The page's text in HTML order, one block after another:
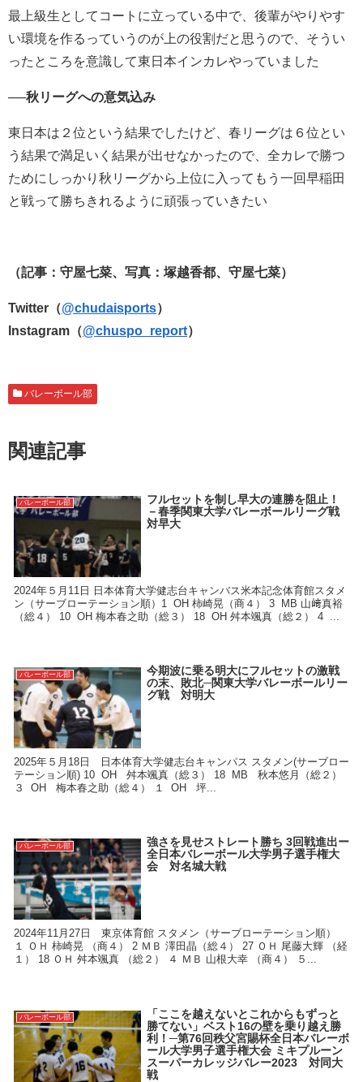
最上級生としてコートに立っている中で、後輩がやりやす
い環境を作るっていうのが上の役割だと思うので、そうい
ったところを意識して東日本インカレやっていました
──秋リーグへの意気込み
東日本は２位という結果でしたけど、春リーグは６位とい
う結果で満足いく結果が出せなかったので、全カレで勝つ
ためにしっかり秋リーグから上位に入ってもう一回早稲田
と戦って勝ちきれるように頑張っていきたい
（記事：守屋七菜、写真：塚越香都、守屋七菜）
Twitter（@chudaisports）
Instagram（@chuspo_report）
バレーボール部
関連記事
バレーボール部
フルセットを制し早大の連勝を阻止！
－春季関東大学バレーボールリーグ戦
対早大
2024年５月11日 日本体育大学健志台キャンバス米本記念体育館スタメ
ン（サーブローテーション順）1 OH 柿崎晃（商４） 3 MB 山﨑真裕
（総４） 10 OH 梅本春之助（総３） 18 OH 舛本颯真（総２） 4 ...
バレーボール部
今期波に乗る明大にフルセットの激戦
の末、敗北─関東大学バレーボールリー
グ戦 対明大
2025年５月18日 日本体育大学健志台キャンパス スタメン(サーブロー
テーション順) 10 OH 舛本颯真（総３） 18 MB 秋本悠月（総２）
３ OH 梅本春之助（総４） １ OH 坪...
バレーボール部
強さを見せストレート勝ち 3回戦進出ー
全日本バレーボール大学男子選手権大
会 対名城大戦
2024年11月27日 東京体育館 スタメン（サーブローテーション順）
１ ＯＨ 柿崎晃 （商４） 2 ＭＢ 澤田晶（総４） 27 ＯＨ 尾藤大輝 （経
１） 18 ＯＨ 舛本颯真 （総２） ４ ＭＢ 山根大幸 （商４） ５...
バレーボール部
「ここを越えないとこれからもずっと
勝てない」ベスト16の壁を乗り越え勝
利！─第76回秩父宮賜杯全日本バレーボ
ール大学男子選手権大会 ミキプルーン
スーパーカレッジバレー2023 対同大
戦